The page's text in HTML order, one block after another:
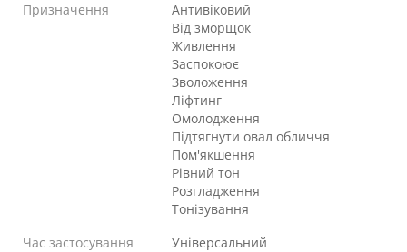
Призначення
Антивіковий
Від зморщок
Живлення
Заспокоює
Зволоження
Ліфтинг
Омолодження
Підтягнути овал обличчя
Пом'якшення
Рівний тон
Розгладження
Тонізування
Час застосування
Універсальний